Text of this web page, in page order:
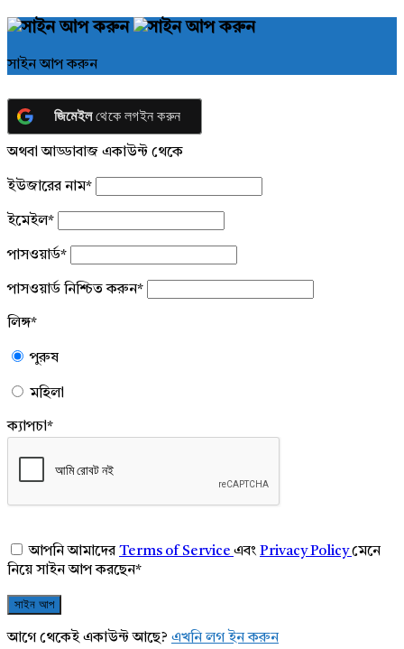
সাইন আপ করুন
জিমেইলথেকে লগইন করুন
অথবা আড্ডাবাজ একাউন্ট থেকে
ইউজারের নাম*
ইমেইল*
পাসওয়ার্ড*
পাসওয়ার্ড নিশ্চিত করুন*
লিঙ্গ*
পুরুষ
মহিলা
ক্যাপচা*
আপনি আমাদেরTerms of Service এবং Privacy Policyমেনে
নিয়ে সাইন আপ করছেন*
আগে থেকেই একাউন্ট আছে? এখনি লগ ইন করুন